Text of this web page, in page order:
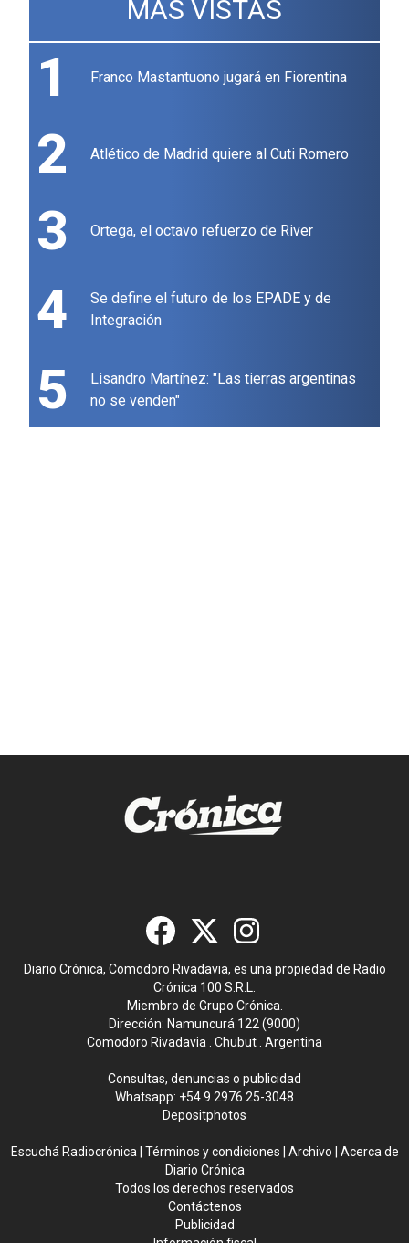
MÁS VISTAS
1 Franco Mastantuono jugará en Fiorentina
2 Atlético de Madrid quiere al Cuti Romero
3 Ortega, el octavo refuerzo de River
4
Se define el futuro de los EPADE y de
Integración
5
Lisandro Martínez: "Las tierras argentinas
no se venden"
Diario Crónica, Comodoro Rivadavia, es una propiedad de Radio
Crónica 100 S.R.L.
Miembro de Grupo Crónica.
Dirección: Namuncurá 122 (9000)
Comodoro Rivadavia . Chubut . Argentina
Consultas, denuncias o publicidad
Whatsapp: +54 9 2976 25-3048
Depositphotos
Escuchá Radiocrónica Términos y condiciones Archivo
Acerca de
Diario Crónica
Todos los derechos reservados
Contáctenos
Publicidad